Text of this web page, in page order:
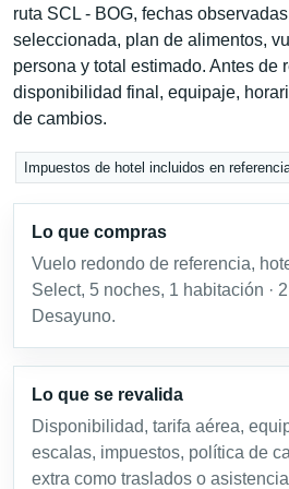
ruta SCL - BOG, fechas
seleccionada, plan de alimentos,
persona y total estimado. Antes de
disponibilidad final, equipaje,
de cambios.
Impuestos de hotel incluidos en
Lo que compras
Vuelo redondo de referencia,
Select, 5 noches, 1 habitación ·
Desayuno.
Lo que se revalida
Disponibilidad, tarifa aérea,
escalas, impuestos, política de
extra como traslados o